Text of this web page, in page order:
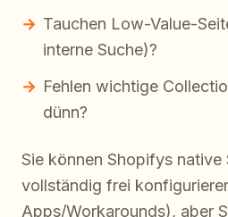
Tauchen Low-Value-
interne Suche)?
Fehlen wichtige
dünn?
Sie können Shopifys native
vollständig frei
Apps/Workarounds), aber